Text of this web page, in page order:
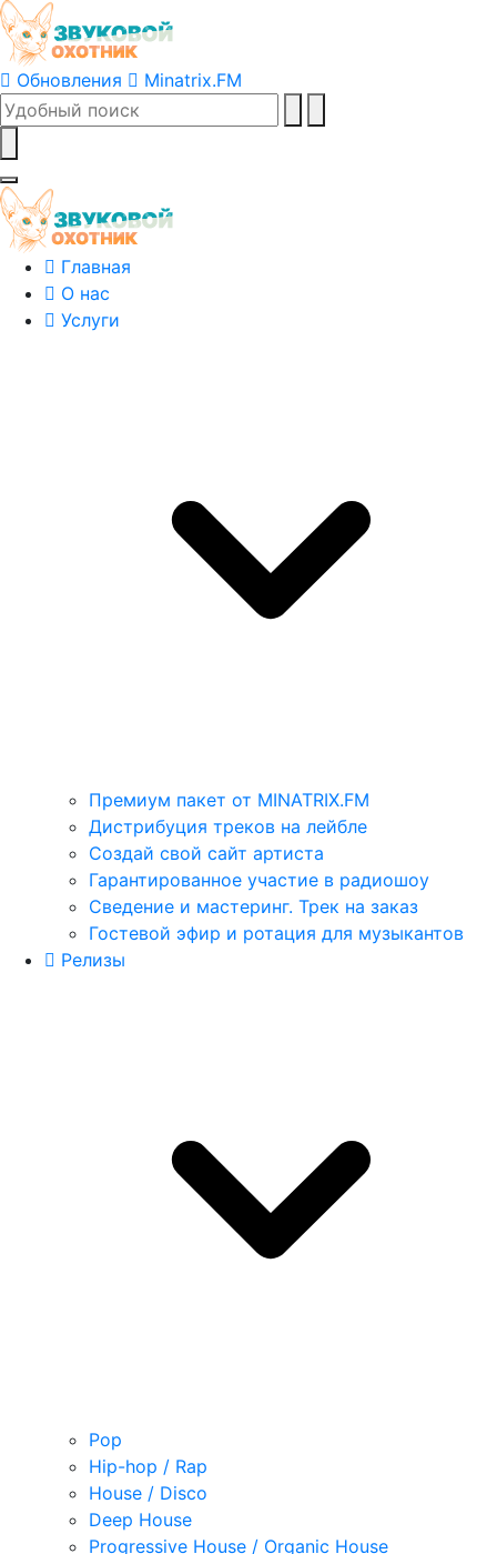
Обновления Minatrix.FM
Главная
О нас
Услуги
Премиум пакет от MINATRIX.FM
Дистрибуция треков на лейбле
Создай свой сайт артиста
Гарантированное участие в радиошоу
Сведение и мастеринг. Трек на заказ
Гостевой эфир и ротация для музыкантов
Релизы
Pop
Hip-hop / Rap
House / Disco
Deep House
Progressive House / Organic House